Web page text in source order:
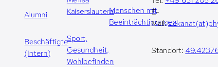
Alumni
Beschäftigte
(Intern)
Kaiserslautern
Sport,
Gesundheit,
Wohlbefinden
Menschen mit
Beeinträchtigungen
E-
Mail:
Standort: